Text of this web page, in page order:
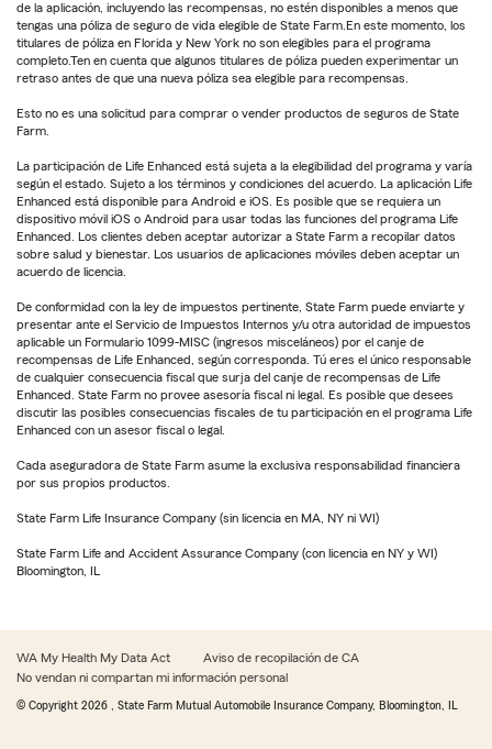
de la aplicación, incluyendo las recompensas, no estén disponibles a menos que
tengas una póliza de seguro de vida elegible de State Farm.En este momento, los
titulares de póliza en Florida y New York no son elegibles para el programa
completo.Ten en cuenta que algunos titulares de póliza pueden experimentar un
retraso antes de que una nueva póliza sea elegible para recompensas.
Esto no es una solicitud para comprar o vender productos de seguros de State
Farm.
La participación de Life Enhanced está sujeta a la elegibilidad del programa y varía
según el estado. Sujeto a los términos y condiciones del acuerdo. La aplicación Life
Enhanced está disponible para Android e iOS. Es posible que se requiera un
dispositivo móvil iOS o Android para usar todas las funciones del programa Life
Enhanced. Los clientes deben aceptar autorizar a State Farm a recopilar datos
sobre salud y bienestar. Los usuarios de aplicaciones móviles deben aceptar un
acuerdo de licencia.
De conformidad con la ley de impuestos pertinente, State Farm puede enviarte y
presentar ante el Servicio de Impuestos Internos y/u otra autoridad de impuestos
aplicable un Formulario 1099-MISC (ingresos misceláneos) por el canje de
recompensas de Life Enhanced, según corresponda. Tú eres el único responsable
de cualquier consecuencia fiscal que surja del canje de recompensas de Life
Enhanced. State Farm no provee asesoría fiscal ni legal. Es posible que desees
discutir las posibles consecuencias fiscales de tu participación en el programa Life
Enhanced con un asesor fiscal o legal.
Cada aseguradora de State Farm asume la exclusiva responsabilidad financiera
por sus propios productos.
State Farm Life Insurance Company (sin licencia en MA, NY ni WI)
State Farm Life and Accident Assurance Company (con licencia en NY y WI)
Bloomington, IL
WA My Health My Data Act
Aviso de recopilación de CA
No vendan ni compartan mi información personal
© Copyright 2026 , State Farm Mutual Automobile Insurance Company, Bloomington, IL